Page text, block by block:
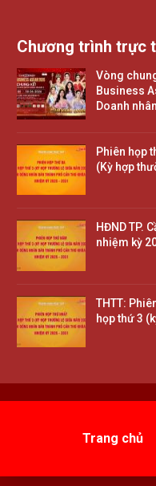
Chương trình trực
Vòng
Business
Doanh
Phiên họp
(Kỳ hợp
HĐND TP.
nhiệm kỳ
THTT:
họp thứ 3
Trang chủ